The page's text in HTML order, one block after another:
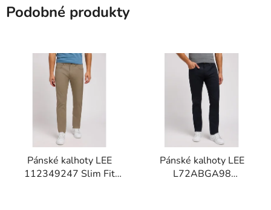
Podobné produkty
Pánské kalhoty LEE
112349247 Slim Fit
Pánské kalhoty LEE
L72ABGA98